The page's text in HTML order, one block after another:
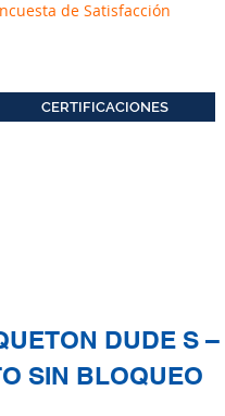
CERTIFICACIONES
de Satisfacción
DUDE S
SIN BLOQUEO